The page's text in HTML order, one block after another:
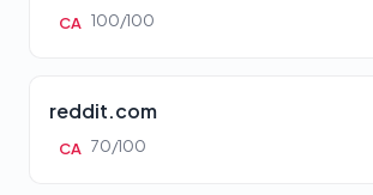
CA 100/100
reddit.com
CA 70/100